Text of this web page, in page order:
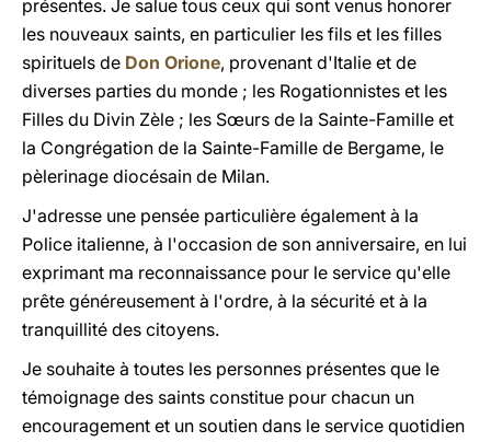
présentes. Je salue tous ceux qui sont venus honorer
les nouveaux saints, en particulier les fils et les filles
spirituels de Don Orione, provenant d'Italie et de
diverses parties du monde ; les Rogationnistes et les
Filles du Divin Zèle ; les Sœurs de la Sainte-Famille et
la Congrégation de la Sainte-Famille de Bergame, le
pèlerinage diocésain de Milan.
J'adresse une pensée particulière également à la
Police italienne, à l'occasion de son anniversaire, en lui
exprimant ma reconnaissance pour le service qu'elle
prête généreusement à l'ordre, à la sécurité et à la
tranquillité des citoyens.
Je souhaite à toutes les personnes présentes que le
témoignage des saints constitue pour chacun un
encouragement et un soutien dans le service quotidien